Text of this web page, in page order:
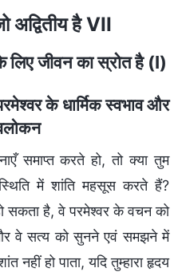
अद्वितीय है VII
लिए जीवन का स्रोत है (I)
के धार्मिक स्वभाव और
समाप्त करते हो, तो क्या तुम
में शांति महसूस करते हैं?
सकता है, वे परमेश्वर के वचन को
वे सत्य को सुनने एवं समझने में
नहीं हो पाता, यदि तुम्हारा हृदय